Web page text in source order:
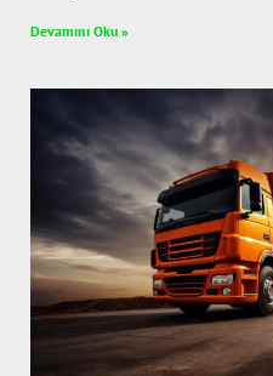
Devamını Oku »